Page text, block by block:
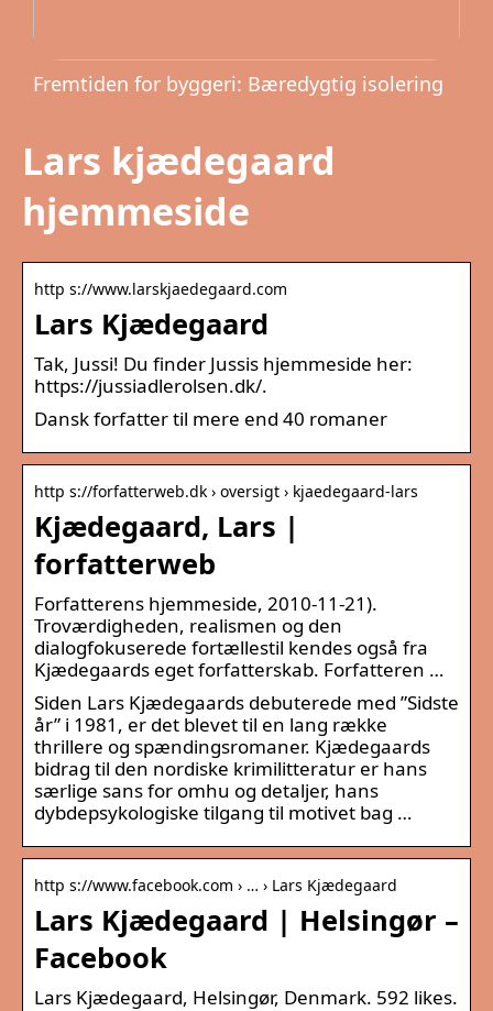
Fremtiden for byggeri: Bæredygtig isolering
Lars kjædegaard
hjemmeside
http s://www.larskjaedegaard.com
Lars Kjædegaard
Tak, Jussi! Du finder Jussis hjemmeside her:
https://jussiadlerolsen.dk/.
Dansk forfatter til mere end 40 romaner
http s://forfatterweb.dk › oversigt › kjaedegaard-lars
Kjædegaard, Lars |
forfatterweb
Forfatterens hjemmeside, 2010-11-21).
Troværdigheden, realismen og den
dialogfokuserede fortællestil kendes også fra
Kjædegaards eget forfatterskab. Forfatteren …
Siden Lars Kjædegaards debuterede med ”Sidste
år” i 1981, er det blevet til en lang række
thrillere og spændingsromaner. Kjædegaards
bidrag til den nordiske krimilitteratur er hans
særlige sans for omhu og detaljer, hans
dybdepsykologiske tilgang til motivet bag …
http s://www.facebook.com › … › Lars Kjædegaard
Lars Kjædegaard | Helsingør –
Facebook
Lars Kjædegaard, Helsingør, Denmark. 592 likes.